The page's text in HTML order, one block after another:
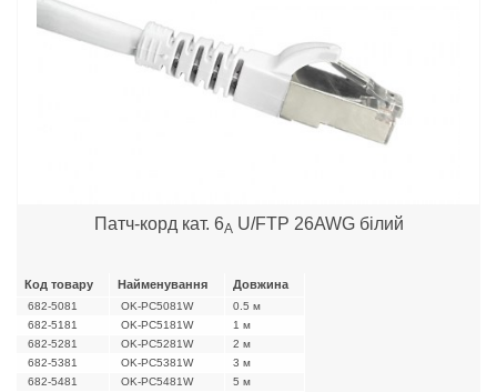
Патч-корд кат. 6А U/FTP 26AWG білий
Код товару Найменування Довжина
682-5081 OK-PC5081W
0.5 м
682-5181
OK-PC5181W
1 м
682-5281
OK-PC5281W
2 м
682-5381
OK-PC5381W
3 м
682-5481
OK-PC5481W 5 м